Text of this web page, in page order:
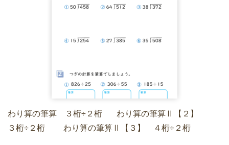
わり算の筆算 ３桁÷２桁 わり算の筆算Ⅱ【２】
３桁÷２桁 わり算の筆算Ⅱ【３】 ４桁÷２桁